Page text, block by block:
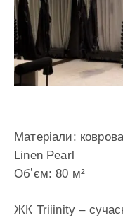
Матеріали:
Linen Pearl
Обʼєм: 80 м²
ЖК Triiinity –